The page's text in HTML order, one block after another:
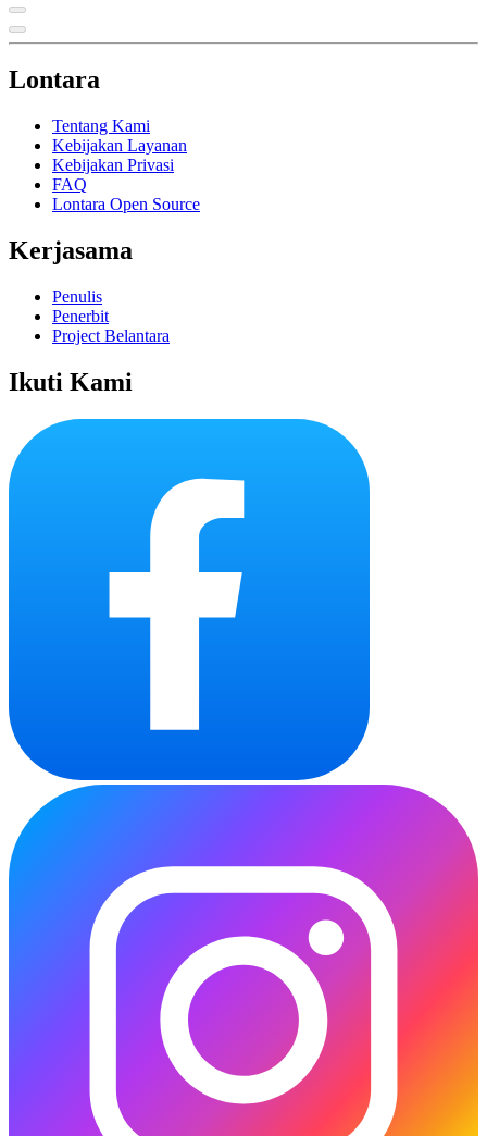
Lontara
Tentang Kami
Kebijakan Layanan
Kebijakan Privasi
FAQ
Lontara Open Source
Kerjasama
Penulis
Penerbit
Project Belantara
Ikuti Kami